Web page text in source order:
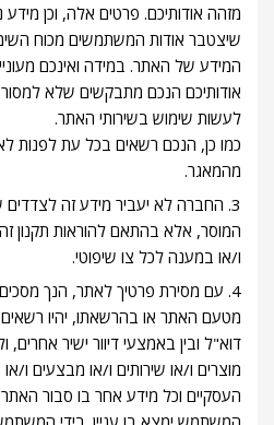
מזהה אודותיכם. פרטים אלה, וכן מידע
שיצטבר אודות המשתמשים מכוח
המידע של האתר. במידה ואינכם
אודותיכם הנכם מתבקשים שלא למסור
לעשות שימוש בשירותי האתר.
כמו כן, הנכם רשאים בכל עת לפנות
מהמאגר.
3. החברה לא יעביר מידע זה
המוסר, אלא בהתאם להוראות תקנון
ו/או במענה לכל צו שיפוטי.
4. עם מסירת פרטיך לאתר, הנך
מטעם האתר או בהרשאתו, יהיו
דוא"ל ובין באמצעי דיוור ישיר אחרים,
מוצרים ו/או שירותים ו/או מבצעים ו/
העסקיים וכל מידע אחר בו סבור האתר